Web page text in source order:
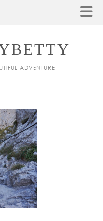
ADVENTURE